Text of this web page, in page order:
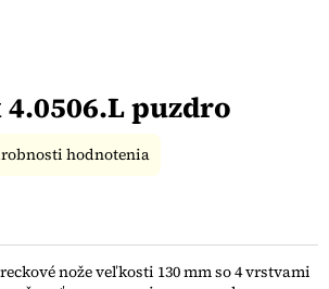
puzdro
nože veľkosti 130 mm so 4 vrstvami
hodnotenia